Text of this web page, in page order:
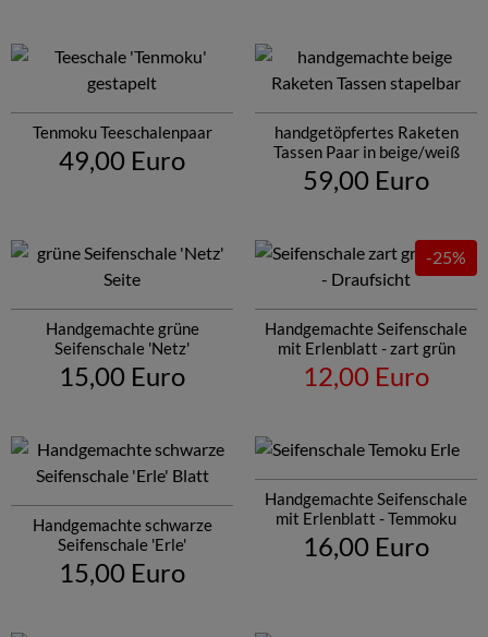
Tenmoku Teeschalenpaar
49,00 Euro
handgetöpfertes Raketen
Tassen Paar in beige/weiß
59,00 Euro
Handgemachte grüne
Seifenschale 'Netz'
15,00 Euro
Handgemachte Seifenschale
mit Erlenblatt - zart grün
-25%
12,00 Euro
Handgemachte schwarze
Seifenschale 'Erle'
15,00 Euro
Handgemachte Seifenschale
mit Erlenblatt - Temmoku
16,00 Euro